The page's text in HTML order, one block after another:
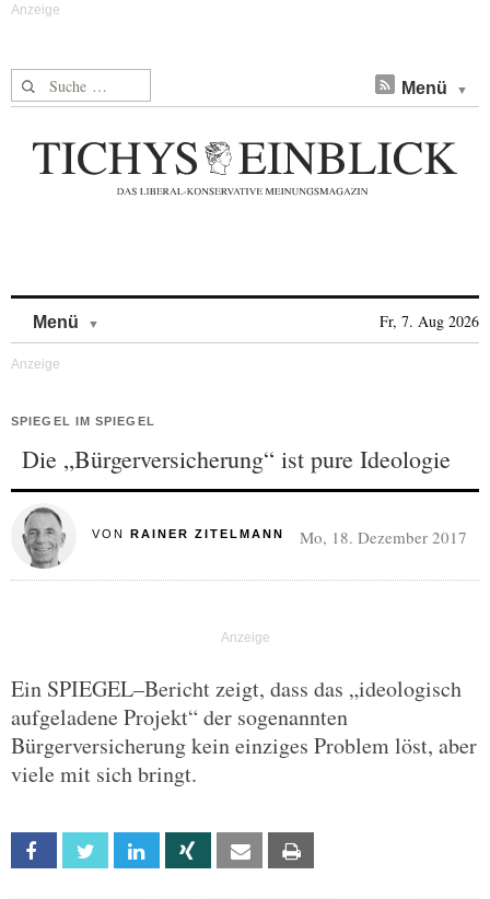
Suche nach: Menü
Menü Fr, 7. Aug 2026
SPIEGEL IM SPIEGEL
Die „Bürgerversicherung“ ist pure Ideologie
VON RAINER ZITELMANN Mo, 18. Dezember 2017
Ein SPIEGEL–Bericht zeigt, dass das „ideologisch
aufgeladene Projekt“ der sogenannten
Bürgerversicherung kein einziges Problem löst, aber
viele mit sich bringt.
Facebook Twitter Linkedin Xing Email